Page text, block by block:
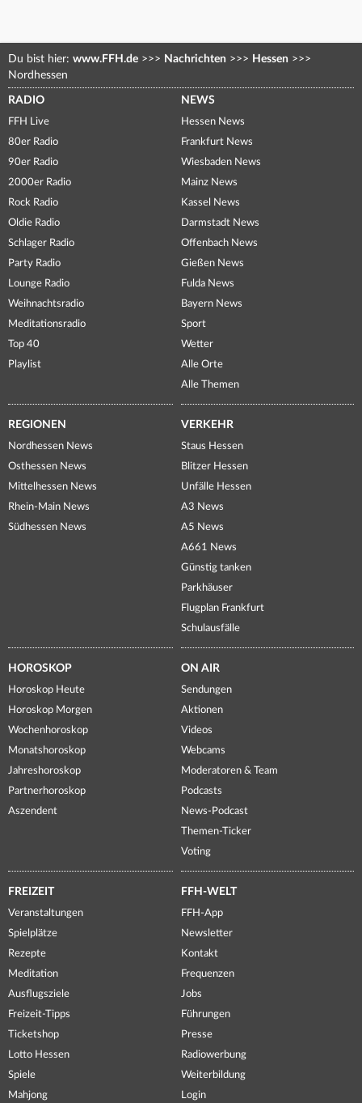
Du bist hier: www.FFH.de >>> Nachrichten >>> Hessen >>>
Nordhessen
RADIO
FFH Live
80er Radio
90er Radio
2000er Radio
Rock Radio
Oldie Radio
Schlager Radio
Party Radio
Lounge Radio
Weihnachtsradio
Meditationsradio
Top 40
Playlist
NEWS
Hessen News
Frankfurt News
Wiesbaden News
Mainz News
Kassel News
Darmstadt News
Offenbach News
Gießen News
Fulda News
Bayern News
Sport
Wetter
Alle Orte
Alle Themen
REGIONEN
Nordhessen News
Osthessen News
Mittelhessen News
Rhein-Main News
Südhessen News
VERKEHR
Staus Hessen
Blitzer Hessen
Unfälle Hessen
A3 News
A5 News
A661 News
Günstig tanken
Parkhäuser
Flugplan Frankfurt
Schulausfälle
HOROSKOP
Horoskop Heute
Horoskop Morgen
Wochenhoroskop
Monatshoroskop
Jahreshoroskop
Partnerhoroskop
Aszendent
ON AIR
Sendungen
Aktionen
Videos
Webcams
Moderatoren & Team
Podcasts
News-Podcast
Themen-Ticker
Voting
FREIZEIT
Veranstaltungen
Spielplätze
Rezepte
Meditation
Ausflugsziele
Freizeit-Tipps
Ticketshop
Lotto Hessen
Spiele
Mahjong
FFH-WELT
FFH-App
Newsletter
Kontakt
Frequenzen
Jobs
Führungen
Presse
Radiowerbung
Weiterbildung
Login